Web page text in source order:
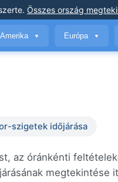
. Összes ország
▼ Európa ▼
szigetek időjárása
az óránkénti
megtekintése